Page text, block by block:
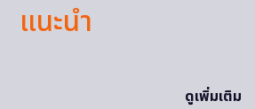
แนะนำ
ดูเพิ่มเติม